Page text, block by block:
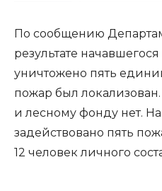
По сообщению
результате
уничтожено пять
пожар был
и лесному фонду нет.
задействовано пять
12 человек личного